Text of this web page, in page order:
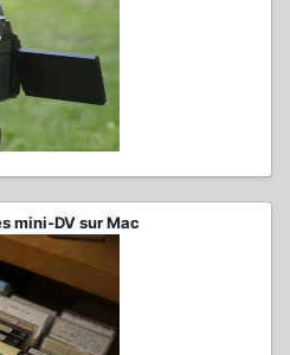
mini-DV sur Mac